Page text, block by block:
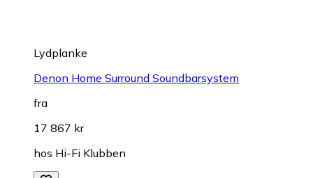
Lydplanke
Denon Home Surround Soundbarsystem
fra
17 867 kr
hos Hi-Fi Klubben